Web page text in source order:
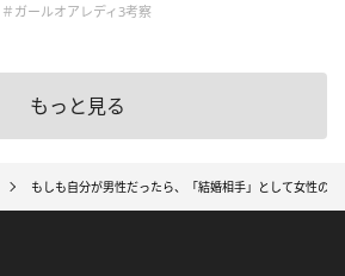
＃ガールオアレディ3考察
もっと見る
もしも自分が男性だったら、「結婚相手」として女性の